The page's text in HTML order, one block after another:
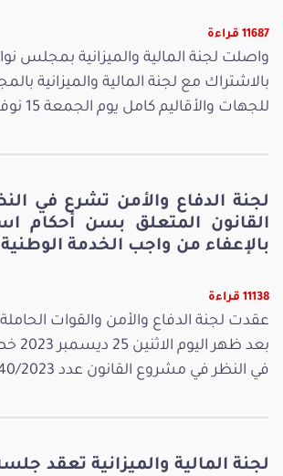
11687 قراءة
واصلت لجنة المالية والميزانية بمجلس
بالاشتراك مع لجنة المالية والميزانية
للجهات والأقاليم كامل يوم الجمعة 15 نوفمبر 2024 م...
لجنة الدفاع والأمن تشرع في
القانون المتعلق بسن أحكام
بالإعفاء من واجب الخدمة
11138 قراءة
عقدت لجنة الدفاع والأمن والقوات
بعد
في النظر في مشروع القانون عدد 40/2023 المتع...
لجنة المالية والميزانية تعقد